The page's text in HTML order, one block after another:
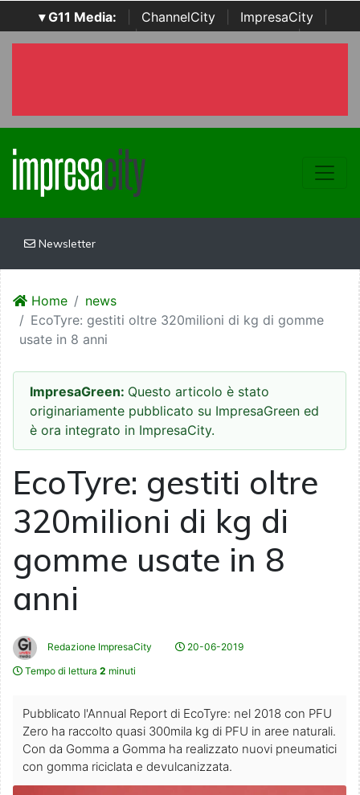
▾ G11 Media: ChannelCity ImpresaCity
SecurityOpenLab | Italian Channel Awards | Italian
Newsletter
Home
news
EcoTyre: gestiti oltre 320milioni di kg di gomme
usate in 8 anni
ImpresaGreen: Questo articolo è stato
originariamente pubblicato su ImpresaGreen ed
è ora integrato in ImpresaCity.
EcoTyre: gestiti oltre
320milioni di kg di
gomme usate in 8
anni
Redazione ImpresaCity
20-06-2019
Tempo di lettura 2 minuti
Pubblicato l'Annual Report di EcoTyre: nel 2018 con PFU
Zero ha raccolto quasi 300mila kg di PFU in aree naturali.
Con da Gomma a Gomma ha realizzato nuovi pneumatici
con gomma riciclata e devulcanizzata.